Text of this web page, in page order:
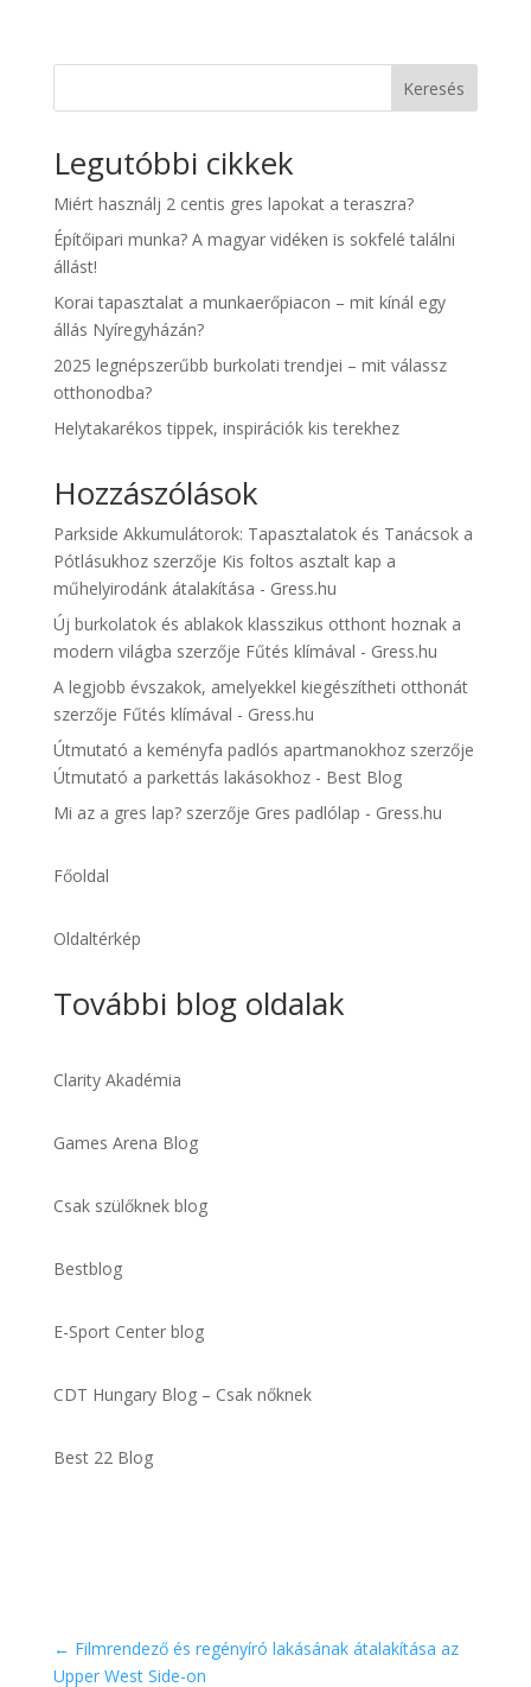
Keresés
Legutóbbi cikkek
Miért használj 2 centis gres lapokat a teraszra?
Építőipari munka? A magyar vidéken is sokfelé találni
állást!
Korai tapasztalat a munkaerőpiacon – mit kínál egy
állás Nyíregyházán?
2025 legnépszerűbb burkolati trendjei – mit válassz
otthonodba?
Helytakarékos tippek, inspirációk kis terekhez
Hozzászólások
Parkside Akkumulátorok: Tapasztalatok és Tanácsok a
Pótlásukhozszerzője Kis foltos asztalt kap a
műhelyirodánk átalakítása - Gress.hu
Új burkolatok és ablakok klasszikus otthont hoznak a
modern világba szerzője Fűtés klímával - Gress.hu
A legjobb évszakok, amelyekkel kiegészítheti otthonát
szerzője Fűtés klímával - Gress.hu
Útmutató a keményfa padlós apartmanokhozszerzője
Útmutató a parkettás lakásokhoz - Best Blog
Mi az a gres lap?szerzője Gres padlólap - Gress.hu
Főoldal
Oldaltérkép
További blog oldalak
Clarity Akadémia
Games Arena Blog
Csak szülőknek blog
Bestblog
E-Sport Center blog
CDT Hungary Blog – Csak nőknek
Best 22 Blog
← Filmrendező és regényíró lakásának átalakítása az
Upper West Side-on